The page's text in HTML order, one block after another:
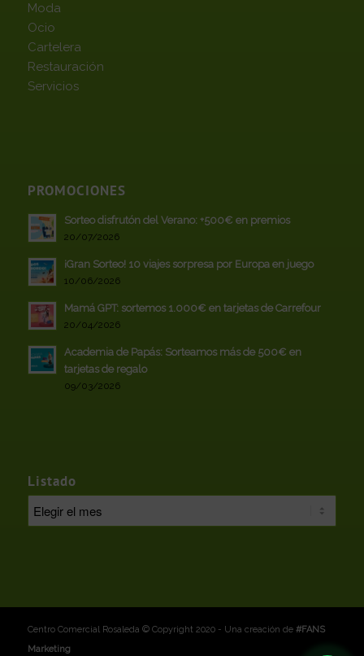
Moda
Ocio
Cartelera
Restauración
Servicios
PROMOCIONES
Sorteo disfrutón del Verano: +500€ en premios
20/07/2026
¡Gran Sorteo! 10 viajes sorpresa por Europa en juego
10/06/2026
Mamá GPT: sortemos 1.000€ en tarjetas de Carrefour
20/04/2026
Academia de Papás: Sorteamos más de 500€ en
tarjetas de regalo
09/03/2026
Listado
Centro Comercial Rosaleda © Copyright 2020 - Una creación de #FANS
Marketing